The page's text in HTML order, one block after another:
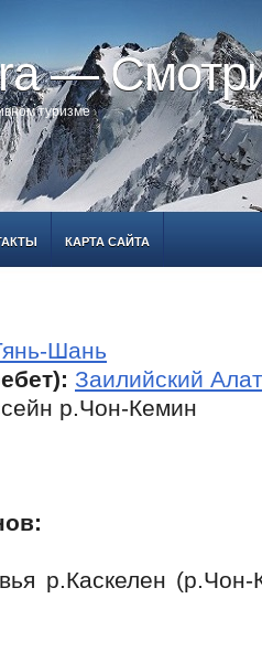
—
туризме
КАРТА САЙТА
Шань
Заилийский
р.Чон-Кемин
р.Каскелен